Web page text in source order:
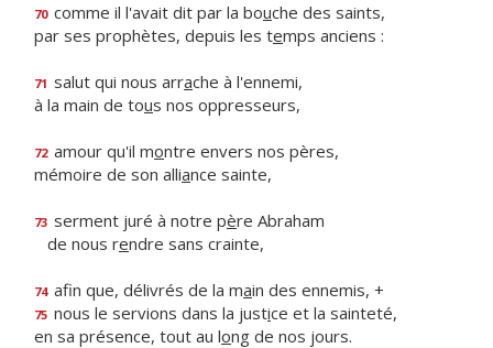
70 comme il l'avait dit par la bouche des saints,
par ses prophètes, depuis les temps anciens :
71 salut qui nous arrache à l'ennemi,
à la main de tous nos oppresseurs,
72 amour qu'il montre envers nos pères,
mémoire de son alliance sainte,
73 serment juré à notre père Abraham
de nous rendre sans crainte,
74 afin que, délivrés de la main des ennemis, +
75 nous le servions dans la justice et la sainteté,
en sa présence, tout au long de nos jours.